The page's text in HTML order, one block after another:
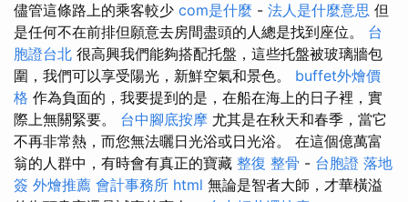
儘管這條路上的乘客較少 com是什麼 - 法人是什麼意思 但
是任何不在前排但願意去房間盡頭的人總是找到座位。 台
胞證台北 很高興我們能夠搭配托盤，這些托盤被玻璃牆包
圍，我們可以享受陽光，新鮮空氣和景色。 buffet外燴價
格 作為負面的，我要提到的是，在船在海上的日子裡，實
際上無關緊要。 台中腳底按摩 尤其是在秋天和春季，當它
不再非常熱，而您無法曬日光浴或日光浴。 在這個億萬富
翁的人群中，有時會有真正的寶藏 整復 整骨 - 台胞證 落地
簽 外燴推薦 會計事務所 html 無論是智者大師，才華橫溢